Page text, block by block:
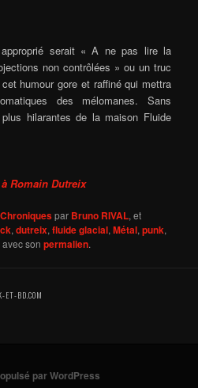
serait « A ne pas lire la
non contrôlées » ou un truc
humour gore et raffiné qui mettra
des mélomanes. Sans
hilarantes de la maison Fluide
Romain Dutreix
Chroniquespar Bruno RIVAL, et
,dutreix,fluide glacial,Métal,punk,
avec sonpermalien.
BD.COM
par WordPress